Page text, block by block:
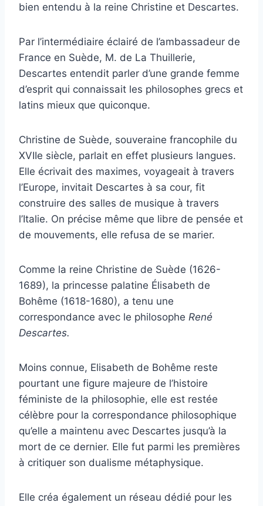
bien entendu à la reine Christine et Descartes.
Par l’intermédiaire éclairé de l’ambassadeur de
France en Suède, M. de La Thuillerie,
Descartes entendit parler d’une grande femme
d’esprit qui connaissait les philosophes grecs et
latins mieux que quiconque.
Christine de Suède, souveraine francophile du
XVIIe siècle, parlait en effet plusieurs langues.
Elle écrivait des maximes, voyageait à travers
l’Europe, invitait Descartes à sa cour, fit
construire des salles de musique à travers
l’Italie. On précise même que libre de pensée et
de mouvements, elle refusa de se marier.
Comme la reine Christine de Suède (1626-
1689), la princesse palatine Élisabeth de
Bohême (1618-1680), a tenu une
correspondance avec le philosophe René
Descartes.
Moins connue, Elisabeth de Bohême reste
pourtant une figure majeure de l’histoire
féministe de la philosophie, elle est restée
célèbre pour la correspondance philosophique
qu’elle a maintenu avec Descartes jusqu’à la
mort de ce dernier. Elle fut parmi les premières
à critiquer son dualisme métaphysique.
Elle créa également un réseau dédié pour les